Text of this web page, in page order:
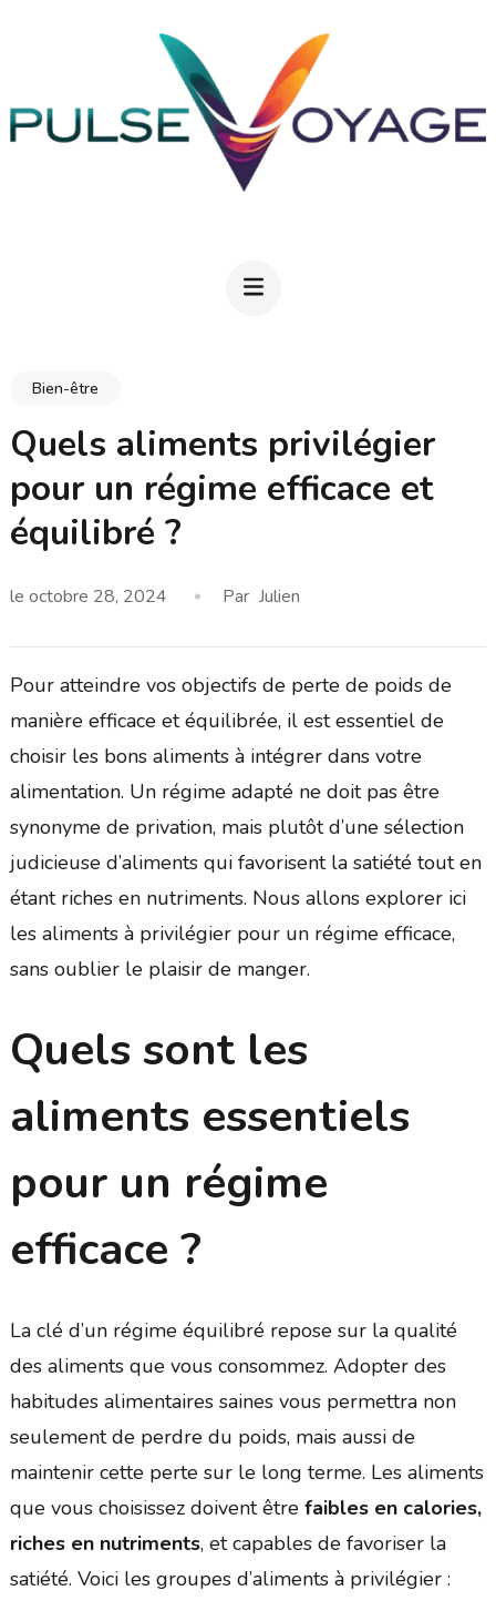
(Pressez
Bien-être
Quels aliments privilégier
pour un régime efficace et
équilibré ?
le octobre 28, 2024 Par Julien
Pour atteindre vos objectifs de perte de poids de
manière efficace et équilibrée, il est essentiel de
choisir les bons aliments à intégrer dans votre
alimentation. Un régime adapté ne doit pas être
synonyme de privation, mais plutôt d’une sélection
judicieuse d’aliments qui favorisent la satiété tout en
étant riches en nutriments. Nous allons explorer ici
les aliments à privilégier pour un régime efficace,
sans oublier le plaisir de manger.
Quels sont les
aliments essentiels
pour un régime
efficace ?
La clé d’un régime équilibré repose sur la qualité
des aliments que vous consommez. Adopter des
habitudes alimentaires saines vous permettra non
seulement de perdre du poids, mais aussi de
maintenir cette perte sur le long terme. Les aliments
que vous choisissez doivent être faibles en calories,
riches en nutriments, et capables de favoriser la
satiété. Voici les groupes d’aliments à privilégier :